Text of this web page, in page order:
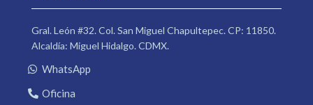
Gral. León #32. Col. San Miguel Chapultepec. CP: 11850.
Alcaldía: Miguel Hidalgo. CDMX.
WhatsApp
Oficina